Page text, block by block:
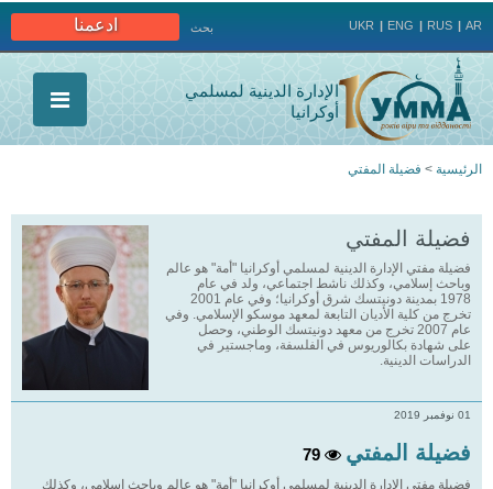
ادعمنا بحث UKR ENG RUS AR
الإدارة الدينية لمسلمي
أوكرانيا
هنا
الرئيسية > فضيلة المفتي
فضيلة المفتي
فضيلة مفتي الإدارة الدينية لمسلمي أوكرانيا "أمة" هو عالم
وباحث إسلامي، وكذلك ناشط اجتماعي، ولد في عام
1978 بمدينة دونيتسك شرق أوكرانيا؛ وفي عام 2001
تخرج من كلية الأديان التابعة لمعهد موسكو الإسلامي. وفي
عام 2007 تخرج من معهد دونيتسك الوطني، وحصل
على شهادة بكالوريوس في الفلسفة، وماجستير في
الدراسات الدينية.
01 نوفمبر 2019
فضيلة المفتي
فضيلة مفتي الإدارة الدينية لمسلمي أوكرانيا "أمة" هو عالم وباحث إسلامي، وكذلك